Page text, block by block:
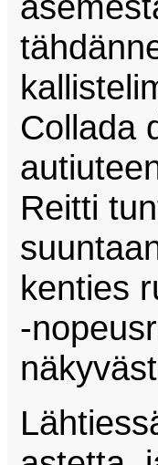
Collada
Reitti
kenties
-